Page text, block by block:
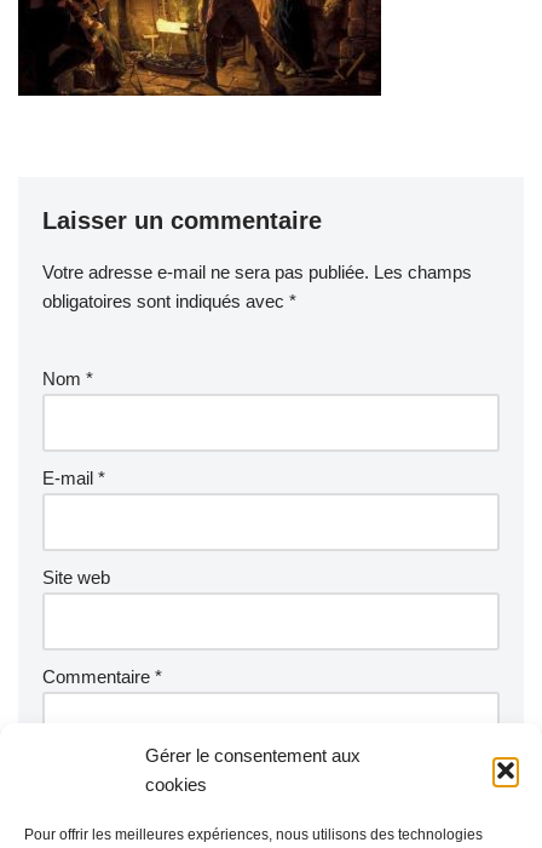
Gérer le consentement aux
cookies
Pour offrir les meilleures expériences, nous utilisons des technologies
Laisser un commentaire
Votre adresse e-mail ne sera pas publiée. Les champs
obligatoires sont indiqués avec *
Nom *
E-mail *
Site web
Commentaire *